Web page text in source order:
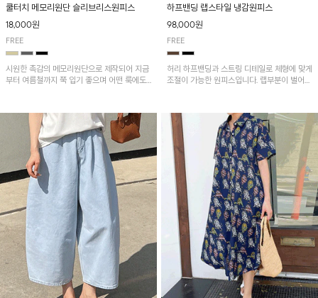
쿨터치 메모리원단 슬리브리스원피스
18,000원
FREE
시원한 촉감의 메모리원단으로 제작되어 지금
부터 여름철까지 쭉 입기 좋으며 어떤 룩에도
하프밴딩 랩스타일 냉감원피스
98,000원
FREE
허리 하프밴딩과 스트링 디테일로 체형에 맞게
조절이 가능한 원피스입니다. 랩부분이 벌어지
뛰어나 한여름에도 쾌적하게 입기 좋아요^^